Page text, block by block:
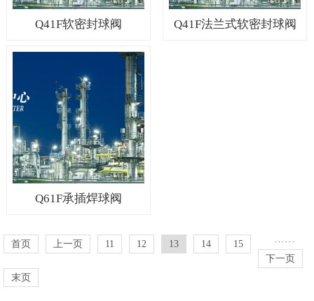
Q41F软密封球阀 Q41F法兰式软密封球阀
Q61F承插焊球阀
首页 上一页 ···
11 12 13 14 15
···
下一页
末页